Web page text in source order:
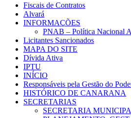
Fiscais de Contratos
Alvará
INFORMAÇÕES
PNAB – Política Nacional
Licitantes Sancionados
MAPA DO SITE
Dívida Ativa
IPTU
INÍCIO
Responsáveis pela Gestão do
HISTÓRICO DE CANARANA
SECRETARIAS
SECRETARIA